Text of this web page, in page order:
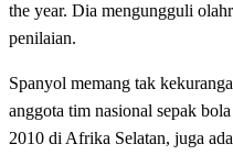
the year. Dia mengungguli
penilaian.
Spanyol memang tak
anggota tim nasional sepak
2010 di Afrika Selatan, juga